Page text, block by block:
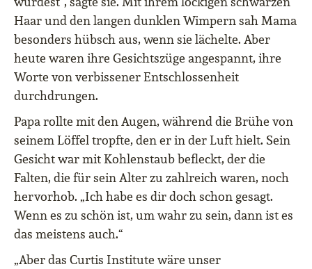
Haar und den langen dunklen Wimpern sah Mama
besonders hübsch aus, wenn sie lächelte. Aber
heute waren ihre Gesichtszüge angespannt, ihre
Worte von verbissener Entschlossenheit
durchdrungen.
Papa rollte mit den Augen, während die Brühe von
seinem Löffel tropfte, den er in der Luft hielt. Sein
Gesicht war mit Kohlenstaub befleckt, der die
Falten, die für sein Alter zu zahlreich waren, noch
hervorhob. „Ich habe es dir doch schon gesagt.
Wenn es zu schön ist, um wahr zu sein, dann ist es
das meistens auch.“
„Aber das Curtis Institute wäre unser